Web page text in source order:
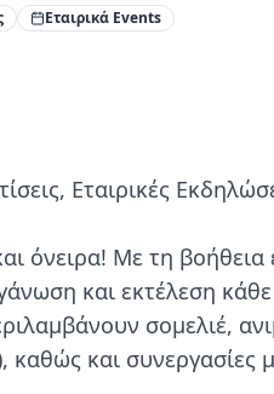
Εταιρικά Events
Εταιρικές
όνειρα! Με τη
και εκτέλεση
σομελιέ,
και συνεργασίες